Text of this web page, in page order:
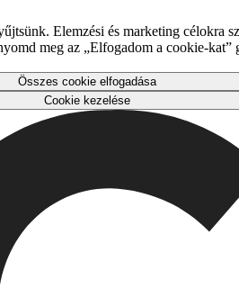
Elemzési és marketing célokra
meg az „Elfogadom a cookie-kat”
Összes cookie elfogadása
Cookie kezelése